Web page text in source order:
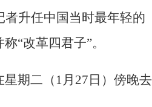
升任中国当时最年轻的
“改革四君子”。
期二（1月27日）傍晚去